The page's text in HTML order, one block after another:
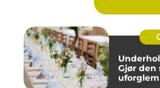
Gjør den